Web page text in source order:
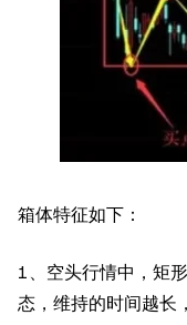
箱体特征如下：
1、空头行情中，矩
态，维持的时间越长